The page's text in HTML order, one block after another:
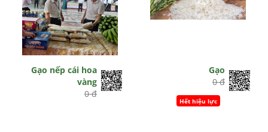
Gạo nếp cái hoa
vàng
0 đ
Gạo
0 đ
Hết hiệu lực